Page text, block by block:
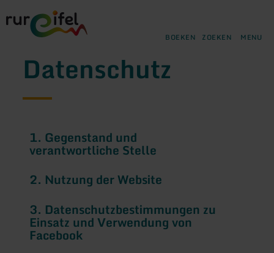
Terug
naar
BOEKEN ZOEKEN MENU
Datenschutz
1. Gegenstand und
verantwortliche Stelle
2. Nutzung der Website
3. Datenschutzbestimmungen zu
Einsatz und Verwendung von
Facebook